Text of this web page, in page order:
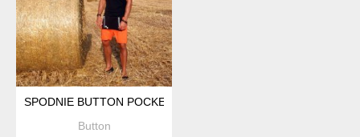
SPODNIE BUTTON POCKET PANTS UNISEX SHORT KRÓTKIE
Button